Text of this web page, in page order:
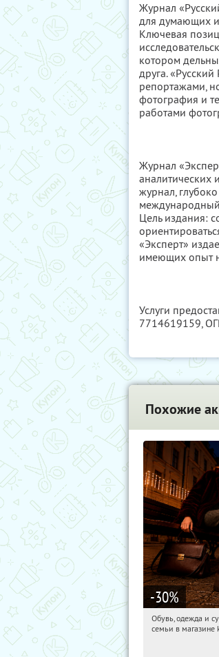
Журнал
для думающих и
Ключевая
котором
друга.
репортажами,
фотография и
работами
Журнал
аналитических
журнал,
международный
Цель издания:
«Эксперт»
имеющих опыт
Услуги
7714619159,
Похожие
-30%
09:20:45
Обувь, одежда и
семьи в магазине